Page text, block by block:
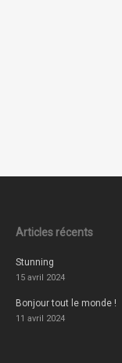
Articles récents
Stunning
15 avril 2024
Bonjour tout le monde !
11 avril 2024